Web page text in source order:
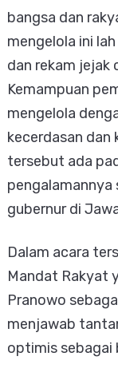
bangsa dan
mengelola ini
dan rekam jejak
Kemampuan
mengelola
kecerdasan dan
tersebut ada
pengalamannya
gubernur di
Dalam acara
Mandat Rakyat
Pranowo
menjawab
optimis sebagai